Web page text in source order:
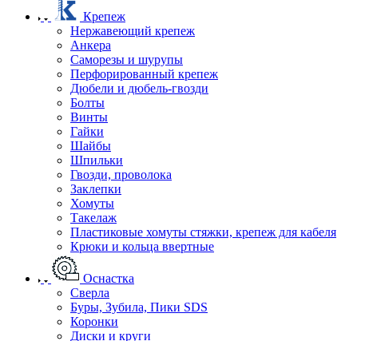
Крепеж
Нержавеющий крепеж
Анкера
Саморезы и шурупы
Перфорированный крепеж
Дюбели и дюбель-гвозди
Болты
Винты
Гайки
Шайбы
Шпильки
Гвозди, проволока
Заклепки
Хомуты
Такелаж
Пластиковые хомуты стяжки, крепеж для кабеля
Крюки и кольца ввертные
Оснастка
Сверла
Буры, Зубила, Пики SDS
Коронки
Диски и круги